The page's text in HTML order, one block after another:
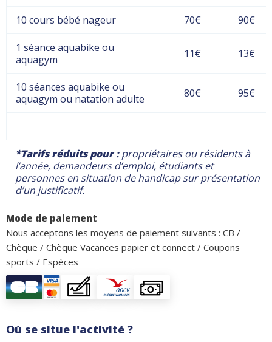
10 cours bébé nageur 70€ 90€
1 séance aquabike ou
aquagym
11€ 13€
10 séances aquabike ou
aquagym ou natation adulte
80€ 95€
*Tarifs réduits pour :propriétaires ou résidents à
l’année, demandeurs d’emploi, étudiants et
personnes en situation de handicap sur présentation
d’un justificatif.
Mode de paiement
Nous acceptons les moyens de paiement suivants : CB /
Chèque / Chèque Vacances papier et connect / Coupons
sports / Espèces
Où se situe l'activité ?